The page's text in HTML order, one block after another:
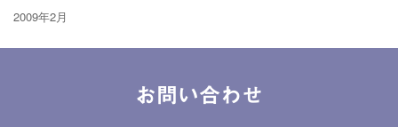
2009年2月
お問い合わせ